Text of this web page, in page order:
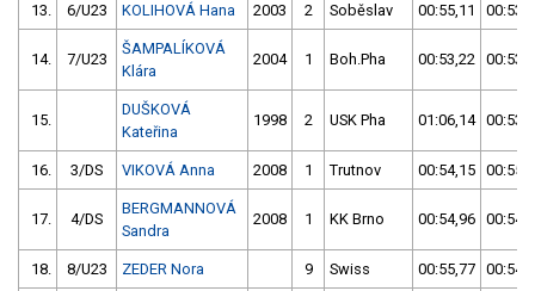
13. 6/U23 KOLIHOVÁ Hana 2003 2 Soběslav 00:55,11
14. 7/U23
ŠAMPALÍKOVÁ
Klára
2004 1 Boh.Pha 00:53,22
15.
DUŠKOVÁ
Kateřina
1998 2 USK Pha 01:06,14
16. 3/DS VIKOVÁ Anna 2008 1 Trutnov 00:54,15
17. 4/DS
BERGMANNOVÁ
Sandra
2008 1 KK Brno 00:54,96
18. 8/U23 ZEDER Nora 9 Swiss 00:55,77